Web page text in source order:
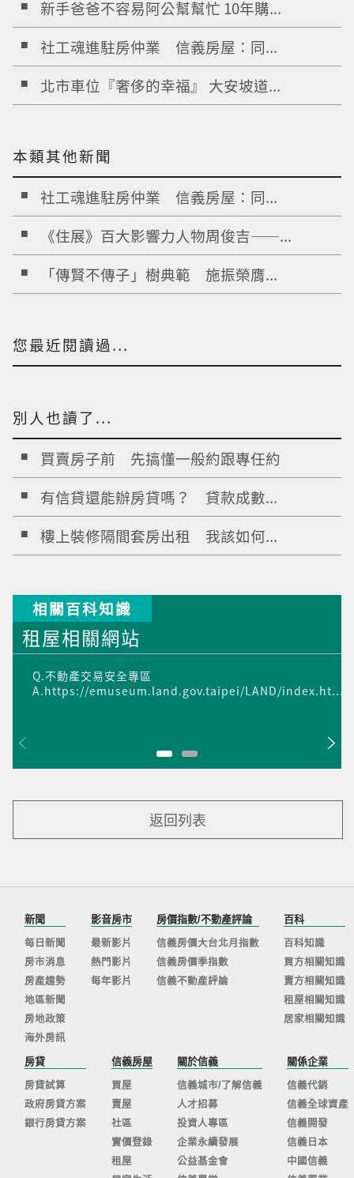
新手爸爸不容易阿公幫幫忙 10年購...
社工魂進駐房仲業 信義房屋：同...
北市車位『奢侈的幸福』 大安坡道...
本類其他新聞
社工魂進駐房仲業 信義房屋：同...
《住展》百大影響力人物周俊吉——...
「傳賢不傳子」樹典範 施振榮膺...
您最近閱讀過...
別人也讀了...
買賣房子前 先搞懂一般約跟專任約
有信貸還能辦房貸嗎？ 貸款成數...
樓上裝修隔間套房出租 我該如何...
相關百科知識
租屋相關網站
Q.不動產交易安全專區
A.https://emuseum.land.gov.taipei/LAND/index.ht...
返回列表
新聞
每日新聞
房市消息
房產趨勢
地區新聞
房地政策
海外房訊
影音房市
最新影片
熱門影片
每年影片
房價指數/不動產評論
信義房價大台北月指數
信義房價季指數
信義不動產評論
百科
百科知識
買方相關知識
賣方相關知識
租屋相關知識
居家相關知識
房貸
房貸試算
政府房貸方案
銀行房貸方案
信義房屋
買屋
賣屋
社區
實價登錄
租屋
關於信義
信義城市/了解信義
人才招募
投資人專區
企業永續發展
公益基金會
關係企業
信義代銷
信義全球資產
信義開發
信義日本
中國信義